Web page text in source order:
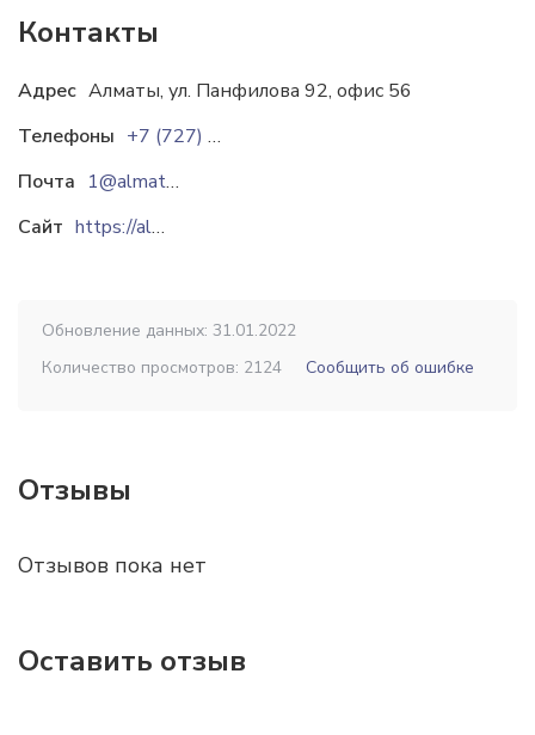
Контакты
Адрес Алматы, ул. Панфилова 92, офис 56
Телефоны
+7 (727) 251-09-93
Почта
1@almatybeton.kz
Сайт
https://almatybeton.kz
Обновление данных: 31.01.2022
Количество просмотров: 2124
Сообщить об ошибке
Отзывы
Отзывов пока нет
Оставить отзыв